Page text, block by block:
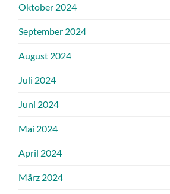
Oktober 2024
September 2024
August 2024
Juli 2024
Juni 2024
Mai 2024
April 2024
März 2024